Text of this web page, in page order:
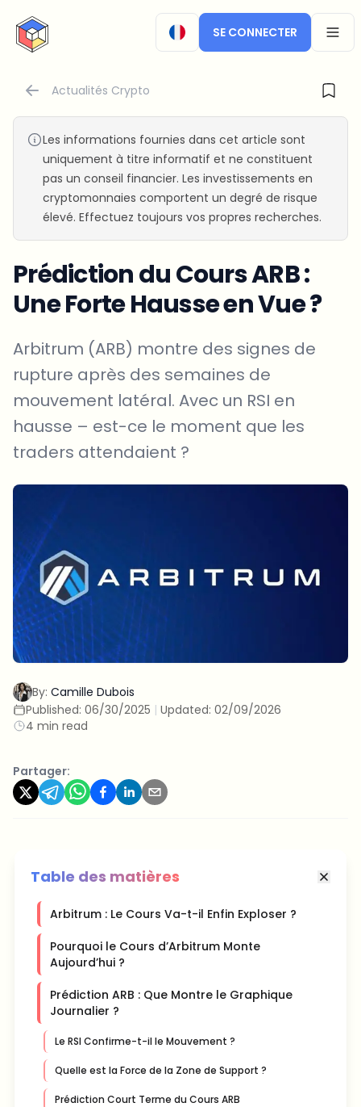
CryptoTicker
SE CONNECTER
Actualités Crypto
Les informations fournies dans cet article sont
uniquement à titre informatif et ne constituent
pas un conseil financier. Les investissements en
cryptomonnaies comportent un degré de risque
élevé. Effectuez toujours vos propres recherches.
Prédiction du Cours ARB :
Une Forte Hausse en Vue ?
Arbitrum (ARB) montre des signes de
rupture après des semaines de
mouvement latéral. Avec un RSI en
hausse – est-ce le moment que les
traders attendaient ?
By: Camille Dubois
Published: 06/30/2025 | Updated: 02/09/2026
4 min read
Partager:
Table des matières
Arbitrum : Le Cours Va-t-il Enfin Exploser ?
Pourquoi le Cours d’Arbitrum Monte
Aujourd’hui ?
Prédiction ARB : Que Montre le Graphique
Journalier ?
Le RSI Confirme-t-il le Mouvement ?
Quelle est la Force de la Zone de Support ?
Prédiction Court Terme du Cours ARB